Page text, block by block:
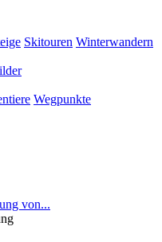
Skitouren Winterwandern
Wegpunkte
von...